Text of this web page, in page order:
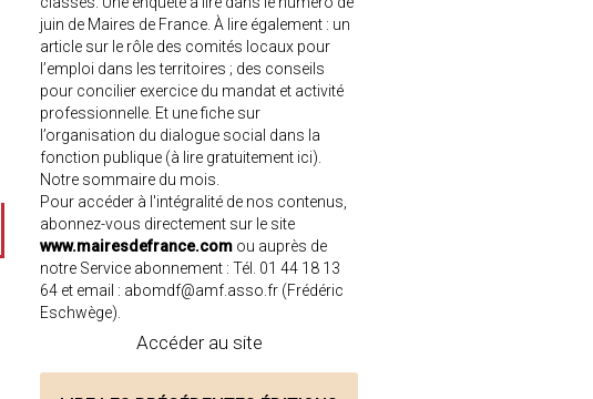
juin de Maires de France. À lire également : un
article sur le rôle des comités locaux pour
l’emploi dans les territoires ; des conseils
pour concilier exercice du mandat et activité
professionnelle. Et une fiche sur
l’organisation du dialogue social dans la
fonction publique (à lire gratuitement ici).
Notre sommaire du mois.
Pour accéder à l'intégralité de nos contenus,
abonnez-vous directement sur le site
www.mairesdefrance.com ou auprès de
notre Service abonnement : Tél. 01 44 18 13
64 et email : abomdf@amf.asso.fr (Frédéric
Eschwège).
Accéder au site